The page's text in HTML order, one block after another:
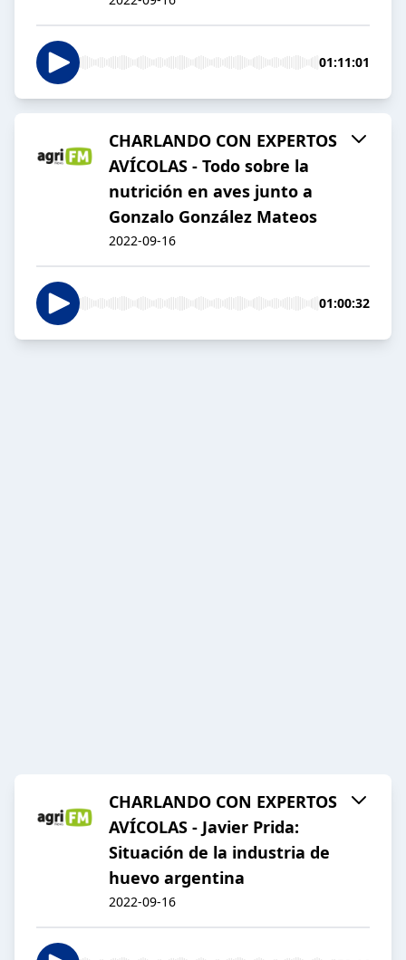
01:11:01
CHARLANDO CON EXPERTOS
AVÍCOLAS - Todo sobre la
nutrición en aves junto a
Gonzalo González Mateos
2022-09-16
01:00:32
CHARLANDO CON EXPERTOS
AVÍCOLAS - Javier Prida:
Situación de la industria de
huevo argentina
2022-09-16